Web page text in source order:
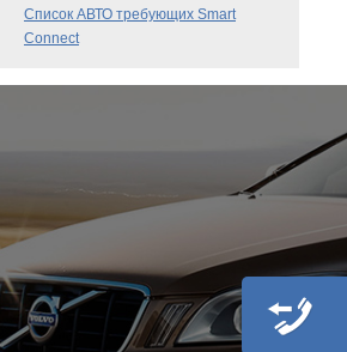
Список АВТО требующих Smart
Connect